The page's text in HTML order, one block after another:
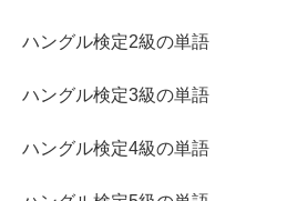
ハングル検定2級の単語
ハングル検定3級の単語
ハングル検定4級の単語